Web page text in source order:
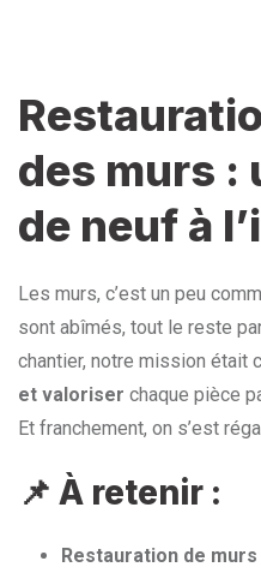
des murs :
de neuf à
Les murs, c’est un peu
sont abîmés, tout le reste
chantier, notre mission était
et valoriser chaque pièce
Et franchement, on s’est
📌 À retenir :
Restauration de murs